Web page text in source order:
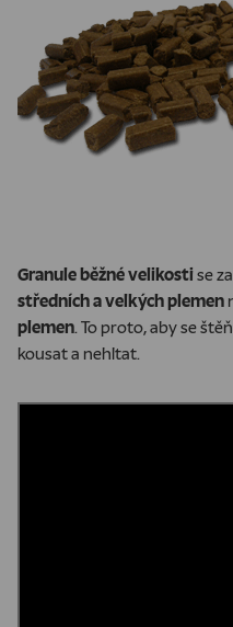
Granule běžné velikostise
středních a velkých plemen
plemen.To proto, aby se
kousat a nehltat.